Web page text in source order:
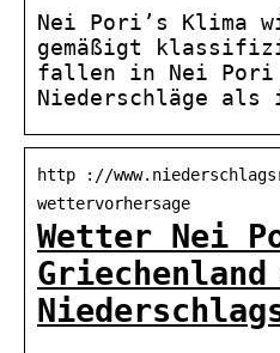
Nei Pori’s Klima
gemäßigt
fallen in Nei Pori
Niederschläge als
http ://
wettervorhersage
Wetter Nei
Griechenland